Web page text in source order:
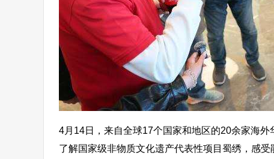
4月14日，来自全球17个国家和地区的20余家海
了解国家级非物质文化遗产代表性项目蜀绣，感